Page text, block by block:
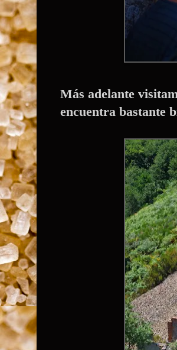
Más adelante
encuentra bastante